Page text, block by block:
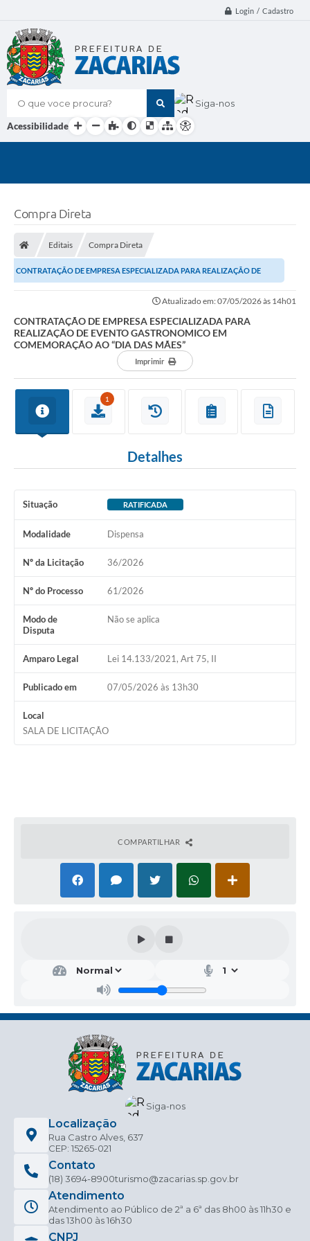
Login / Cadastro
O que voce procura? Siga-nos
Acessibilidade
Compra Direta
Editais Compra Direta
CONTRATAÇÃO DE EMPRESA ESPECIALIZADA PARA REALIZAÇÃO DE
EVENTO GASTRONOMICO EM COMEMORAÇÃO AO “DIA DAS...
Atualizado em: 07/05/2026 às 14h01
CONTRATAÇÃO DE EMPRESA ESPECIALIZADA PARA
REALIZAÇÃO DE EVENTO GASTRONOMICO EM
COMEMORAÇÃO AO “DIA DAS MÃES”
Imprimir
1
Detalhes
Situação RATIFICADA
Modalidade Dispensa
Nº da Licitação 36/2026
Nº do Processo 61/2026
Modo de
Disputa
Não se aplica
Amparo Legal Lei 14.133/2021, Art 75, II
Publicado em 07/05/2026 às 13h30
Local
SALA DE LICITAÇÃO
COMPARTILHAR
Siga-nos
Localização
Rua Castro Alves, 637
CEP: 15265-021
Contato
(18) 3694-8900turismo@zacarias.sp.gov.br
Atendimento
Atendimento ao Público de 2ª a 6ª das 8h00 às 11h30 e
das 13h00 às 16h30
CNPJ